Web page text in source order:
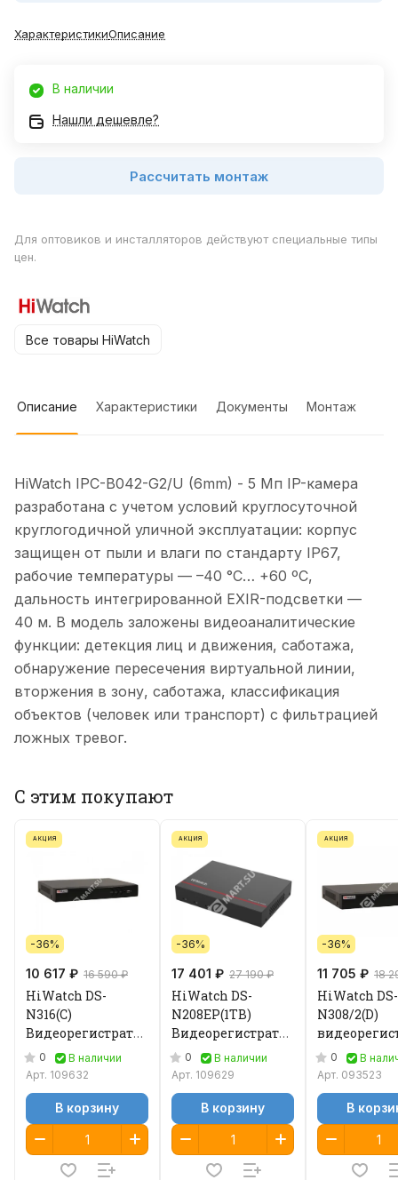
ХарактеристикиОписание
В наличии
Нашли дешевле?
Рассчитать монтаж
Для оптовиков и инсталляторов действуют специальные типы
цен.
Все товары HiWatch
Описание Характеристики Документы Монтаж
HiWatch IPC-B042-G2/U (6mm) - 5 Мп IP-камера
разработана с учетом условий круглосуточной
круглогодичной уличной эксплуатации: корпус
защищен от пыли и влаги по стандарту IP67,
рабочие температуры — –40 °C… +60 ºС,
дальность интегрированной EXIR-подсветки —
40 м. В модель заложены видеоаналитические
функции: детекция лиц и движения, саботажа,
обнаружение пересечения виртуальной линии,
вторжения в зону, саботажа, классификация
объектов (человек или транспорт) с фильтрацией
ложных тревог.
С этим покупают
АКЦИЯ
-36%
10 617 ₽ 16 590 ₽
HiWatch DS-
N316(C)
Видеорегистратор
IP 0
В наличии
Арт. 109632
В корзину
АКЦИЯ
-36%
17 401 ₽ 27 190 ₽
HiWatch DS-
N208EP(1TB)
Видеорегистратор
IP 0
В наличии
Арт. 109629
В корзину
АКЦИЯ
-36%
11 705 ₽ 18
HiWatch DS-
N308/2(D)
IP 0
В
Арт. 093523
В